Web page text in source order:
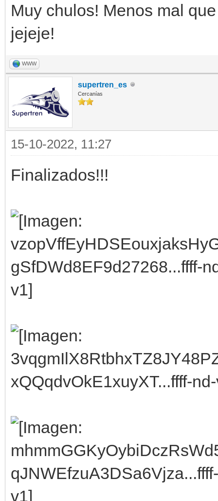
Muy chulos! Menos mal
jejeje!
WWW
supertren_es
Cercanías
15-10-2022, 11:27
Finalizados!!!